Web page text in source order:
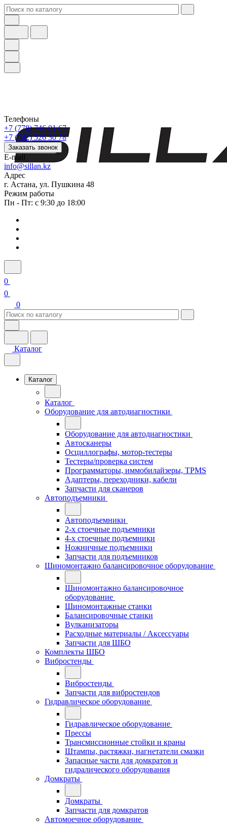
Телефоны
+7 (778) 746 01 67
+7 (702) 526 30 78
Заказать звонок
E-mail
info@sillan.kz
Адрес
г. Астана, ул. Пушкина 48
Режим работы
Пн - Пт: с 9:30 до 18:00
0
0
0
Каталог
Каталог
Каталог
Оборудование для автодиагностики
Оборудование для автодиагностики
Автосканеры
Осциллографы, мотор-тестеры
Тестеры/проверка систем
Программаторы, иммобилайзеры, TPMS
Адаптеры, переходники, кабели
Запчасти для сканеров
Автоподъемники
Автоподъемники
2-х стоечные подъемники
4-х стоечные подъемники
Ножничные подъемники
Запчасти для подъемников
Шиномонтажно балансировочное оборудование
Шиномонтажно балансировочное
оборудование
Шиномонтажные станки
Балансировочные станки
Вулканизаторы
Расходные материалы / Аксессуары
Запчасти для ШБО
Комплекты ШБО
Вибростенды
Вибростенды
Запчасти для вибростендов
Гидравлическое оборудование
Гидравлическое оборудование
Прессы
Трансмиссионные стойки и краны
Штампы, растяжки, нагнетатели смазки
Запасные части для домкратов и
гидралического оборудования
Домкраты
Домкраты
Запчасти для домкратов
Автомоечное оборудование